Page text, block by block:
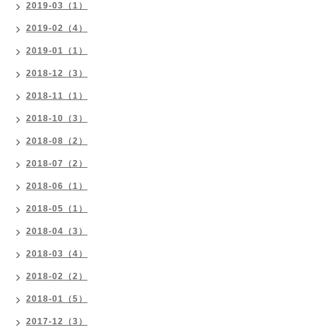
2019-03（1）
2019-02（4）
2019-01（1）
2018-12（3）
2018-11（1）
2018-10（3）
2018-08（2）
2018-07（2）
2018-06（1）
2018-05（1）
2018-04（3）
2018-03（4）
2018-02（2）
2018-01（5）
2017-12（3）